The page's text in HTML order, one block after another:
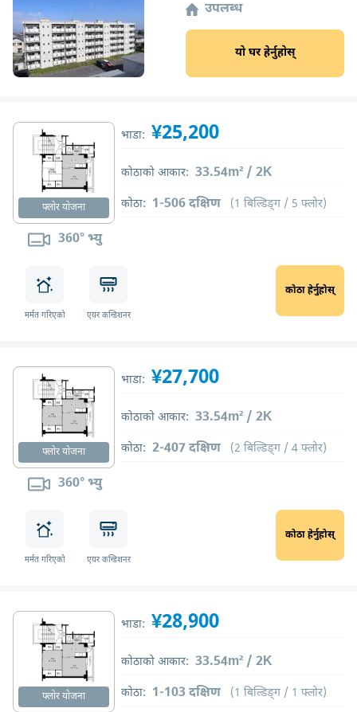
उपलब्ध
यो घर हेर्नुहोस्
फ्लोर योजना
360° भ्यु
भाडा: ¥25,200
कोठाको आकार: 33.54m² / 2K
कोठा: 1-506 दक्षिण (1 बिल्डिङ्ग / 5 फ्लोर)
मर्मत गरिएको एयर कन्डिशनर
कोठा हेर्नुहोस्
फ्लोर योजना
360° भ्यु
भाडा: ¥27,700
कोठाको आकार: 33.54m² / 2K
कोठा: 2-407 दक्षिण (2 बिल्डिङ्ग / 4 फ्लोर)
मर्मत गरिएको एयर कन्डिशनर
कोठा हेर्नुहोस्
फ्लोर योजना
भाडा: ¥28,900
कोठाको आकार: 33.54m² / 2K
कोठा: 1-103 दक्षिण (1 बिल्डिङ्ग / 1 फ्लोर)